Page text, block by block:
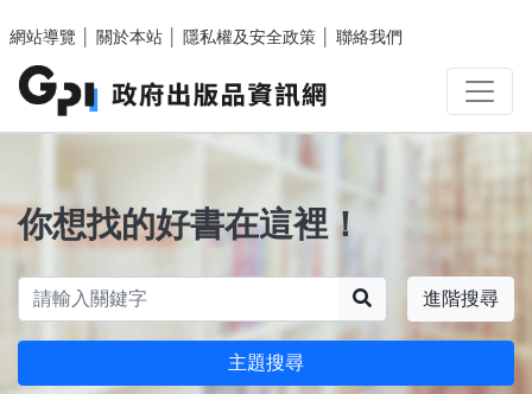
網站導覽
關於本站 隱私權及安全政策 聯絡我們
你想找的好書在這裡！
進階搜尋
主題搜尋